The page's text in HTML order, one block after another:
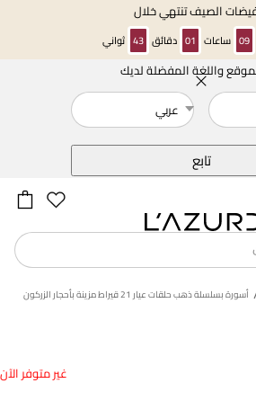
الصيف تنتهي خلال
09 ساعات 01 دقائق 43 ثواني
واللغة المفضلة لديك
عربي
تابع
أسورة بسلسلة ذهب حلقات عيار 21 قيراط مزينة بأحجار الزركون
غير متوفر الآن